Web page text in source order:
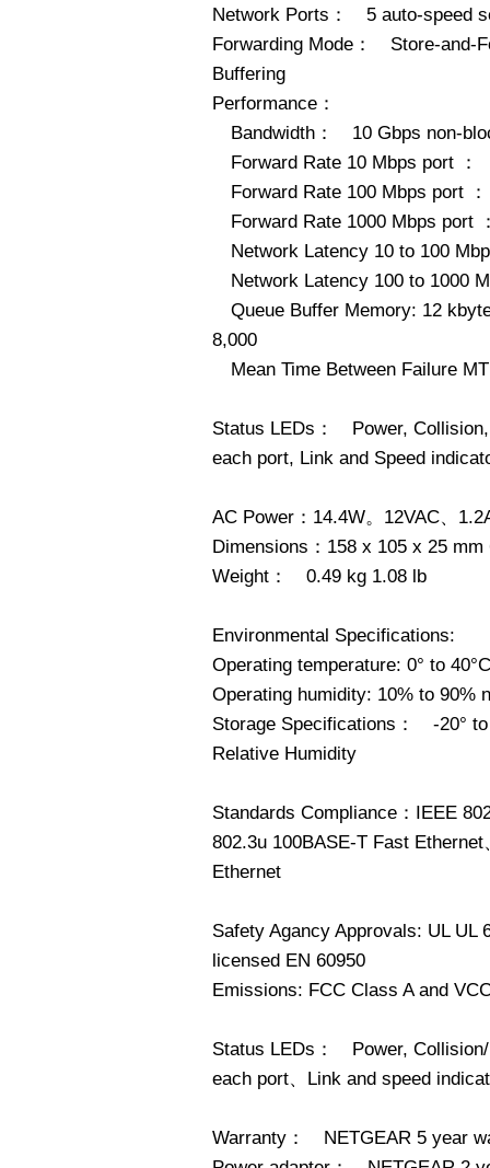
Network Ports： 5 auto-speed
Forwarding Mode： Store-and-
Buffering
Performance：
Bandwidth： 10 Gbps non-
Forward Rate 10 Mbps port
Forward Rate 100 Mbps port
Forward Rate 1000 Mbps port
Network Latency 10 to 100
Network Latency 100 to 1000
Queue Buffer Memory: 12
8,000
Mean Time Between Failure
Status LEDs： Power,
each port, Link and Speed
AC Power：14.4W。12VAC、
Dimensions：158 x 105 x 25
Weight： 0.49 kg 1.08 lb
Environmental Specifications:
Operating temperature: 0° to
Operating humidity: 10% to 90%
Storage Specifications： -20° to
Relative Humidity
Standards Compliance：IEEE
802.3u 100BASE-T Fast
Ethernet
Safety Agancy Approvals: UL UL
licensed EN 60950
Emissions: FCC Class A and
Status LEDs： Power,
each port、Link and speed
Warranty： NETGEAR 5 year